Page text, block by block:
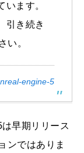
います。
引き続き
い。
engine-5
早期リリース
ンではありま